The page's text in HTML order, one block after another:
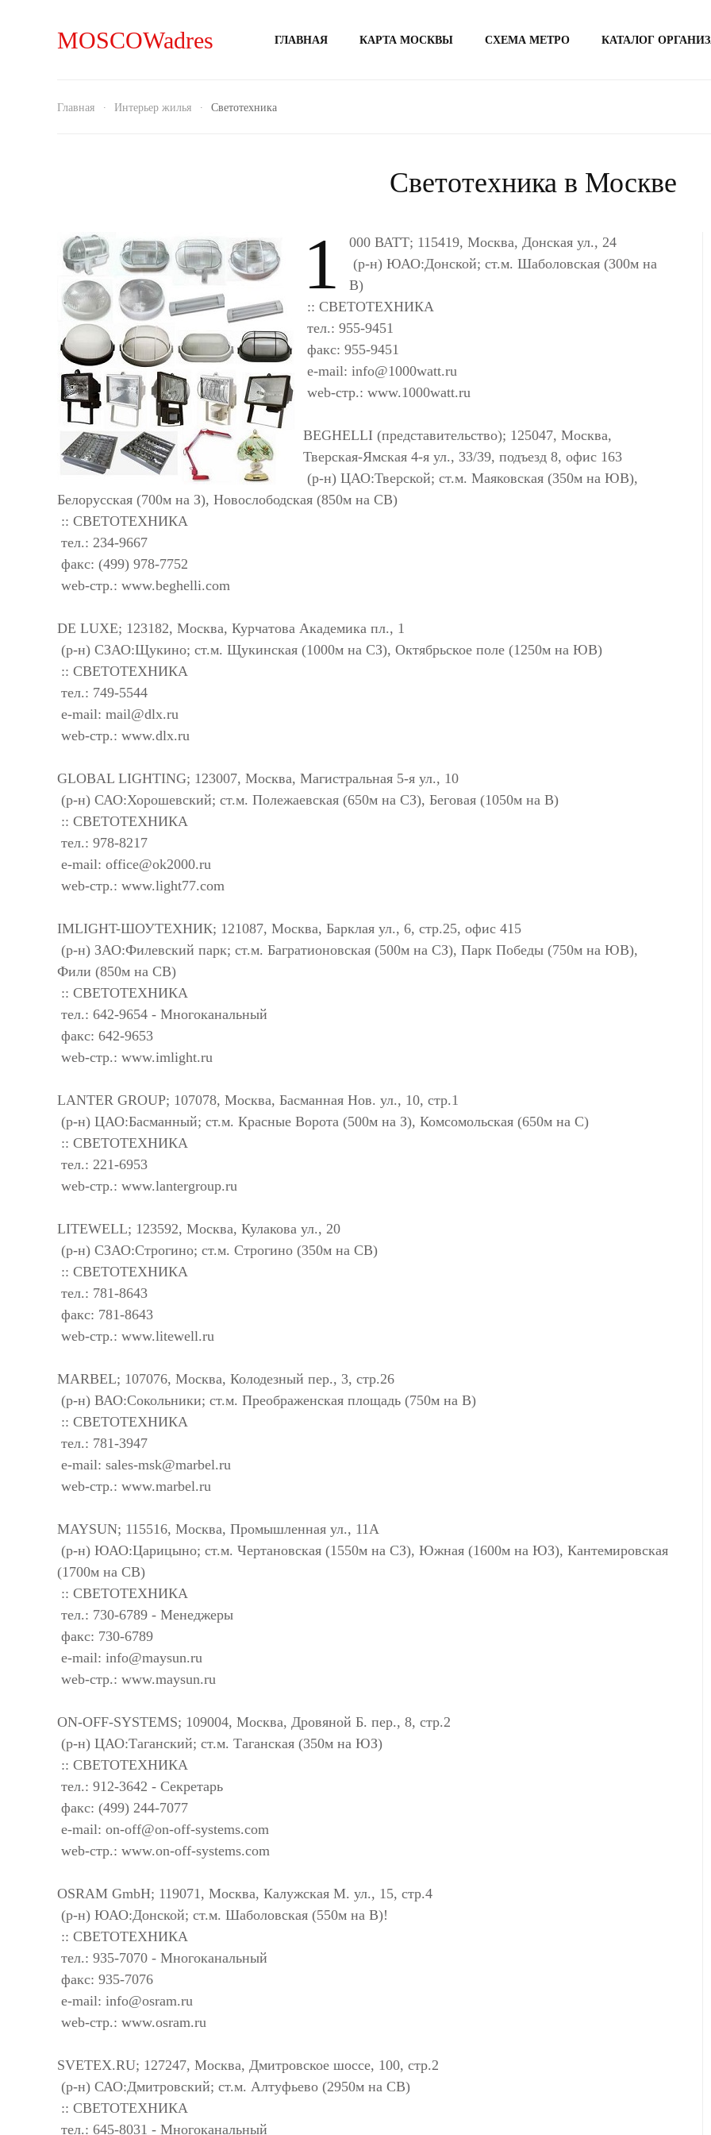
MOSCOWadres ГЛАВНАЯ КАРТА МОСКВЫ СХЕМА МЕТРО КАТАЛОГ
Главная Интерьер жилья Светотехника
Светотехника в Москве
1
000 ВАТТ; 115419, Москва, Донская ул., 24
(р-н) ЮАО:Донской; ст.м. Шаболовская (300м на
В)
:: СВЕТОТЕХНИКА
тел.: 955-9451
факс: 955-9451
e-mail: info@1000watt.ru
web-стр.: www.1000watt.ru
BEGHELLI (представительство); 125047, Москва,
Тверская-Ямская 4-я ул., 33/39, подъезд 8, офис 163
(р-н) ЦАО:Тверской; ст.м. Маяковская (350м на ЮВ),
Белорусская (700м на З), Новослободская (850м на СВ)
:: СВЕТОТЕХНИКА
тел.: 234-9667
факс: (499) 978-7752
web-стр.: www.beghelli.com
DE LUXE; 123182, Москва, Курчатова Академика пл., 1
(р-н) СЗАО:Щукино; ст.м. Щукинская (1000м на СЗ), Октябрьское поле (1250м на ЮВ)
:: СВЕТОТЕХНИКА
тел.: 749-5544
e-mail: mail@dlx.ru
web-стр.: www.dlx.ru
GLOBAL LIGHTING; 123007, Москва, Магистральная 5-я ул., 10
(р-н) САО:Хорошевский; ст.м. Полежаевская (650м на СЗ), Беговая (1050м на В)
:: СВЕТОТЕХНИКА
тел.: 978-8217
e-mail: office@ok2000.ru
web-стр.: www.light77.com
IMLIGHT-ШОУТЕХНИК; 121087, Москва, Барклая ул., 6, стр.25, офис 415
(р-н) ЗАО:Филевский парк; ст.м. Багратионовская (500м на СЗ), Парк Победы (750м на ЮВ),
Фили (850м на СВ)
:: СВЕТОТЕХНИКА
тел.: 642-9654 - Многоканальный
факс: 642-9653
web-стр.: www.imlight.ru
LANTER GROUP; 107078, Москва, Басманная Нов. ул., 10, стр.1
(р-н) ЦАО:Басманный; ст.м. Красные Ворота (500м на З), Комсомольская (650м на С)
:: СВЕТОТЕХНИКА
тел.: 221-6953
web-стр.: www.lantergroup.ru
LITEWELL; 123592, Москва, Кулакова ул., 20
(р-н) СЗАО:Строгино; ст.м. Строгино (350м на СВ)
:: СВЕТОТЕХНИКА
тел.: 781-8643
факс: 781-8643
web-стр.: www.litewell.ru
MARBEL; 107076, Москва, Колодезный пер., 3, стр.26
(р-н) ВАО:Сокольники; ст.м. Преображенская площадь (750м на В)
:: СВЕТОТЕХНИКА
тел.: 781-3947
e-mail: sales-msk@marbel.ru
web-стр.: www.marbel.ru
MAYSUN; 115516, Москва, Промышленная ул., 11А
(р-н) ЮАО:Царицыно; ст.м. Чертановская (1550м на СЗ), Южная (1600м на ЮЗ), Кантемировская
(1700м на СВ)
:: СВЕТОТЕХНИКА
тел.: 730-6789 - Менеджеры
факс: 730-6789
e-mail: info@maysun.ru
web-стр.: www.maysun.ru
ON-OFF-SYSTEMS; 109004, Москва, Дровяной Б. пер., 8, стр.2
(р-н) ЦАО:Таганский; ст.м. Таганская (350м на ЮЗ)
:: СВЕТОТЕХНИКА
тел.: 912-3642 - Секретарь
факс: (499) 244-7077
e-mail: on-off@on-off-systems.com
web-стр.: www.on-off-systems.com
OSRAM GmbH; 119071, Москва, Калужская М. ул., 15, стр.4
(р-н) ЮАО:Донской; ст.м. Шаболовская (550м на В)!
:: СВЕТОТЕХНИКА
тел.: 935-7070 - Многоканальный
факс: 935-7076
e-mail: info@osram.ru
web-стр.: www.osram.ru
SVETEX.RU; 127247, Москва, Дмитровское шоссе, 100, стр.2
(р-н) САО:Дмитровский; ст.м. Алтуфьево (2950м на СВ)
:: СВЕТОТЕХНИКА
тел.: 645-8031 - Многоканальный